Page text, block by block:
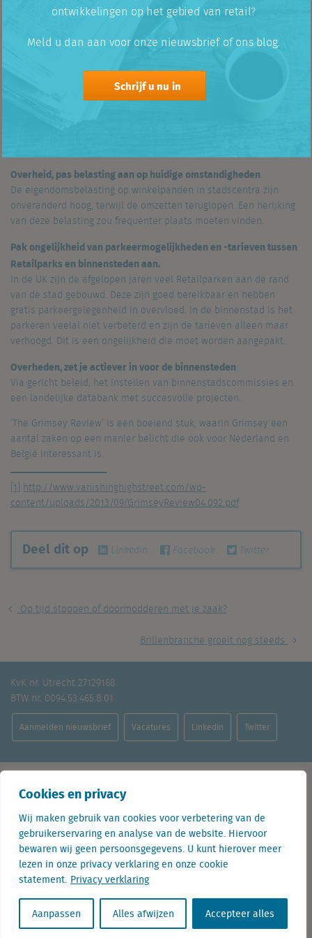
Cookies en privacy
Wij maken gebruik van cookies voor verbetering van de
gebruikerservaring en analyse van de website. Hiervoor
bewaren wij geen persoonsgegevens. U kunt hierover meer
lezen in onze privacy verklaring en onze cookie
statement. Privacy verklaring
Aanpassen Alles afwijzen Accepteer alles
op een rij:
Retailers, omarm het internet.
Hiervoor wordt de term ‘networked high streets’ gebruikt.
Onderdeel hiervan is gratis WiFi en de aanwezigheid van
binnensteden op de ‘social media’. De term refereert ook naar
Overheid, pas belasting aan op huidige omstandigheden.
De eigendomsbelasting op winkelpanden in stadscentra zijn
onveranderd hoog, terwijl de omzetten teruglopen. Een herijking
van deze belasting zou frequenter plaats moeten vinden.
Pak ongelijkheid van parkeermogelijkheden en -tarieven tussen
Retailparks en binnensteden aan.
In de UK zijn de afgelopen jaren veel Retailparken aan de rand
van de stad gebouwd. Deze zijn goed bereikbaar en hebben
gratis parkeergelegenheid in overvloed. In de binnenstad is het
parkeren veelal niet verbeterd en zijn de tarieven alleen maar
verhoogd. Dit is een ongelijkheid die moet worden aangepakt.
Overheden, zet je actiever in voor de binnensteden.
Via gericht beleid, het instellen van binnenstadscommissies en
een landelijke databank met succesvolle projecten.
‘The Grimsey Review’ is een boeiend stuk, waarin Grimsey een
aantal zaken op een manier belicht die ook voor Nederland en
België interessant is.
[1] http://www.vanishinghighstreet.com/wp-
content/uploads/2013/09/GrimseyReview04.092.pdf
Deel dit op Linkedin Facebook Twitter
Op tijd stoppen of doormodderen met je zaak?
Brillenbranche groeit nog steeds
KvK nr. Utrecht 27129168
BTW nr. 0094.53.465.B.01
Aanmelden nieuwsbrief Vacatures Linkedin Twitter
Contact
+31 (0) 85 760 3283
+32 (0) 2 267 2800
info@locatus.com
Kantoren
Schrijf u nu in
ontwikkelingen op het gebied van retail?
Meld u dan aan voor onze nieuwsbrief of ons blog.